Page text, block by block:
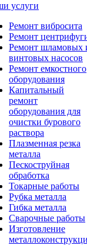
услуги
Ремонт вибросита
Ремонт
Ремонт шламовых
винтовых насосов
Ремонт емкостного
оборудования
Капитальный
ремонт
оборудования для
очистки бурового
раствора
Плазменная резка
металла
Пескоструйная
обработка
Токарные работы
Рубка металла
Гибка металла
Сварочные работы
Изготовление